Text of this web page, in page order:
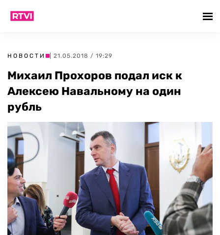
НОВОСТИ | 21.05.2018 / 19:29
Михаил Прохоров подал иск к
Алексею Навальному на один
рубль